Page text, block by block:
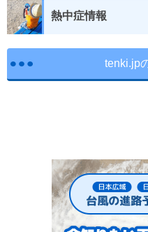
熱中症情報
tenki.jp